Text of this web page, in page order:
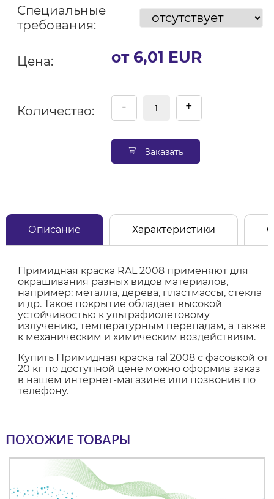
Специальные
требования:
Цена: от 6,01 EUR
Количество: - +
Заказать
Описание Характеристики
Примидная краска RAL 2008 применяют для
окрашивания разных видов материалов,
например: металла, дерева, пластмассы, стекла
и др. Такое покрытие обладает высокой
устойчивостью к ультрафиолетовому
излучению, температурным перепадам, а также
к механическим и химическим воздействиям.
Купить Примидная краска ral 2008 с фасовкой от
20 кг по доступной цене можно оформив заказ
в нашем интернет-магазине или позвонив по
телефону.
ПОХОЖИЕ ТОВАРЫ